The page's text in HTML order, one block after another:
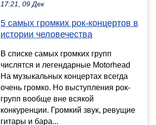
17:21, 09 Дек
5 самых громких рок-концертов в
истории человечества
В списке самых громких групп
числятся и легендарные Motorhead
На музыкальных концертах всегда
очень громко. Но выступления рок-
групп вообще вне всякой
конкуренции. Громкий звук, ревущие
гитары и бара...